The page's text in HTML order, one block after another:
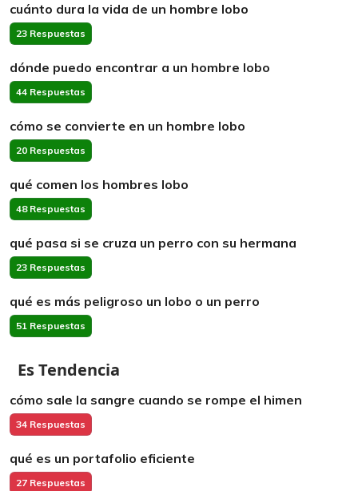
cuánto dura la vida de un hombre lobo
23 Respuestas
dónde puedo encontrar a un hombre lobo
44 Respuestas
cómo se convierte en un hombre lobo
20 Respuestas
qué comen los hombres lobo
48 Respuestas
qué pasa si se cruza un perro con su hermana
23 Respuestas
qué es más peligroso un lobo o un perro
51 Respuestas
Es Tendencia
cómo sale la sangre cuando se rompe el himen
34 Respuestas
qué es un portafolio eficiente
27 Respuestas